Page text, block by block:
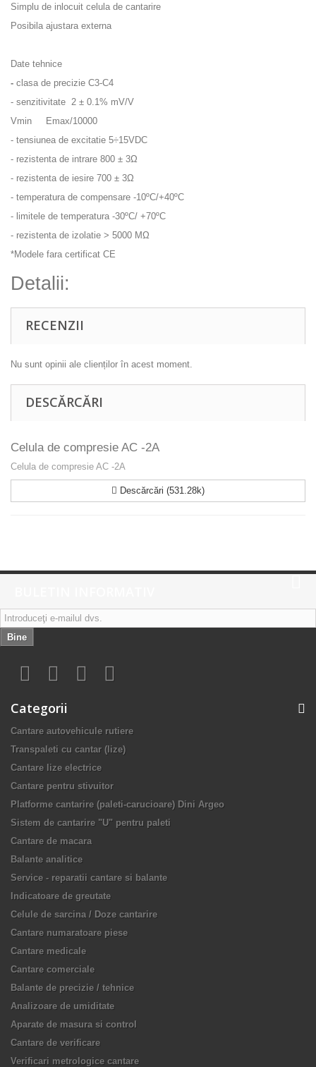
Simplu de inlocuit celula de cantarire
Posibila ajustara externa
Date tehnice
- clasa de precizie C3-C4
- senzitivitate 2 ± 0.1% mV/V
Vmin Emax/10000
- tensiunea de excitatie 5÷15VDC
- rezistenta de intrare 800 ± 3Ω
- rezistenta de iesire 700 ± 3Ω
- temperatura de compensare -10ºC/+40ºC
- limitele de temperatura -30ºC/ +70ºC
- rezistenta de izolatie > 5000 MΩ
*Modele fara certificat CE
Detalii:
RECENZII
Nu sunt opinii ale clienților în acest moment.
DESCĂRCĂRI
Celula de compresie AC -2A
Celula de compresie AC -2A
Descărcări (531.28k)
Bine
Categorii
Cantare autovehicule rutiere
Transpaleti cu cantar (lize)
Cantare lize electrice
Cantare pentru stivuitor
Platforme cantarire (paleti-carucioare) Dini Argeo
Sistem de cantarire "U" pentru paleti
Cantare de macara
Balante analitice
Service - reparatii cantare si balante
Indicatoare de greutate
Celule de sarcina / Doze cantarire
Cantare numaratoare piese
Cantare medicale
Cantare comerciale
Balante de precizie / tehnice
Analizoare de umiditate
Aparate de masura si control
Cantare de verificare
Verificari metrologice cantare